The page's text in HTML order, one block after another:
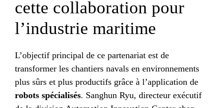
cette collaboration pour
l’industrie maritime
L’objectif principal de ce partenariat est de
transformer les chantiers navals en environnements
plus sûrs et plus productifs grâce à l’application de
robots spécialisés. Sanghun Ryu, directeur exécutif